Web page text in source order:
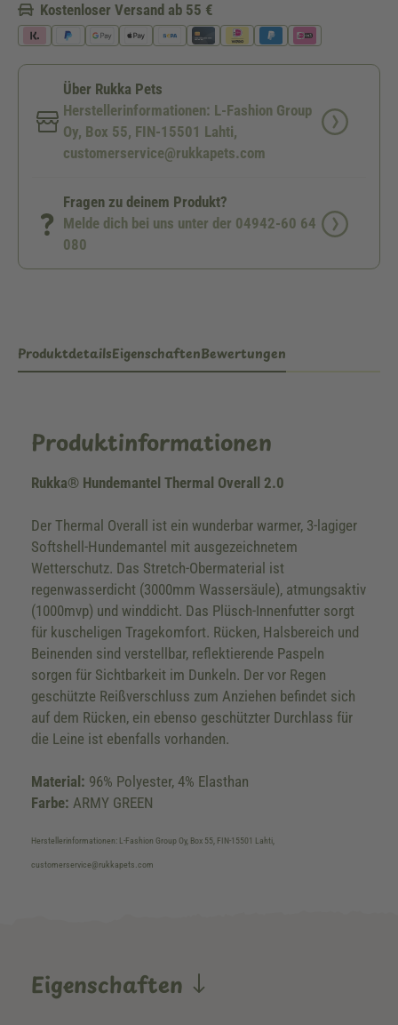
Kostenloser Versand ab 55 €
Über Rukka Pets
Herstellerinformationen: L-Fashion Group
Oy, Box 55, FIN-15501 Lahti,
customerservice@rukkapets.com
Fragen zu deinem Produkt?
Melde dich bei uns unter der 04942-60 64
080
ProduktdetailsEigenschaftenBewertungen
Produktinformationen
Rukka® Hundemantel Thermal Overall 2.0
Der Thermal Overall ist ein wunderbar warmer, 3-lagiger
Softshell-Hundemantel mit ausgezeichnetem
Wetterschutz. Das Stretch-Obermaterial ist
regenwasserdicht (3000mm Wassersäule), atmungsaktiv
(1000mvp) und winddicht. Das Plüsch-Innenfutter sorgt
für kuscheligen Tragekomfort. Rücken, Halsbereich und
Beinenden sind verstellbar, reflektierende Paspeln
sorgen für Sichtbarkeit im Dunkeln. Der vor Regen
geschützte Reißverschluss zum Anziehen befindet sich
auf dem Rücken, ein ebenso geschützter Durchlass für
die Leine ist ebenfalls vorhanden.
Material: 96% Polyester, 4% Elasthan
Farbe: ARMY GREEN
Herstellerinformationen: L-Fashion Group Oy, Box 55, FIN-15501 Lahti,
customerservice@rukkapets.com
Eigenschaften